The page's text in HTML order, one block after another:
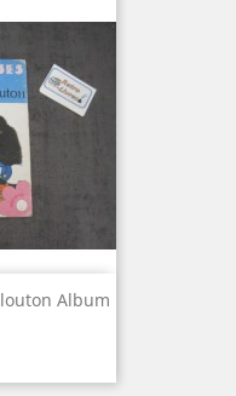
Album